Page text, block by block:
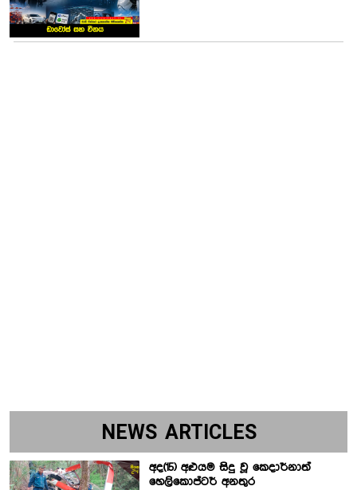
NEWS ARTICLES
අද(15) අළුයම සිදු වූ කෙදාර්නාත්
හෙලිකොප්ටර් අනතුර